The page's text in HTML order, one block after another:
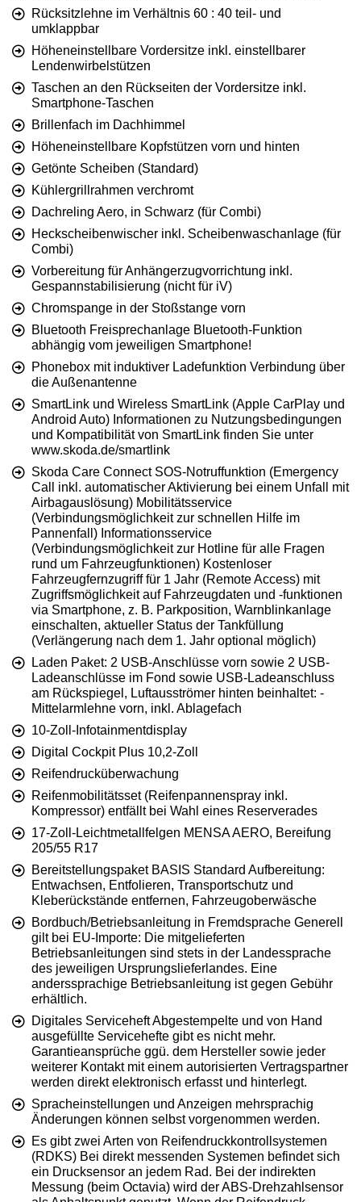
Rücksitzlehne im Verhältnis 60 : 40 teil- und
umklappbar
Höheneinstellbare Vordersitze inkl. einstellbarer
Lendenwirbelstützen
Taschen an den Rückseiten der Vordersitze inkl.
Smartphone-Taschen
Brillenfach im Dachhimmel
Höheneinstellbare Kopfstützen vorn und hinten
Getönte Scheiben (Standard)
Kühlergrillrahmen verchromt
Dachreling Aero, in Schwarz (für Combi)
Heckscheibenwischer inkl. Scheibenwaschanlage (für
Combi)
Vorbereitung für Anhängerzugvorrichtung inkl.
Gespannstabilisierung (nicht für iV)
Chromspange in der Stoßstange vorn
Bluetooth Freisprechanlage Bluetooth-Funktion
abhängig vom jeweiligen Smartphone!
Phonebox mit induktiver Ladefunktion Verbindung über
die Außenantenne
SmartLink und Wireless SmartLink (Apple CarPlay und
Android Auto) Informationen zu Nutzungsbedingungen
und Kompatibilität von SmartLink finden Sie unter
www.skoda.de/smartlink
Skoda Care Connect SOS-Notruffunktion (Emergency
Call inkl. automatischer Aktivierung bei einem Unfall mit
Airbagauslösung) Mobilitätsservice
(Verbindungsmöglichkeit zur schnellen Hilfe im
Pannenfall) Informationsservice
(Verbindungsmöglichkeit zur Hotline für alle Fragen
rund um Fahrzeugfunktionen) Kostenloser
Fahrzeugfernzugriff für 1 Jahr (Remote Access) mit
Zugriffsmöglichkeit auf Fahrzeugdaten und -funktionen
via Smartphone, z. B. Parkposition, Warnblinkanlage
einschalten, aktueller Status der Tankfüllung
(Verlängerung nach dem 1. Jahr optional möglich)
Laden Paket: 2 USB-Anschlüsse vorn sowie 2 USB-
Ladeanschlüsse im Fond sowie USB-Ladeanschluss
am Rückspiegel, Luftausströmer hinten beinhaltet: -
Mittelarmlehne vorn, inkl. Ablagefach
10-Zoll-Infotainmentdisplay
Digital Cockpit Plus 10,2-Zoll
Reifendrucküberwachung
Reifenmobilitätsset (Reifenpannenspray inkl.
Kompressor) entfällt bei Wahl eines Reserverades
17-Zoll-Leichtmetallfelgen MENSA AERO, Bereifung
205/55 R17
Bereitstellungspaket BASIS Standard Aufbereitung:
Entwachsen, Entfolieren, Transportschutz und
Kleberückstände entfernen, Fahrzeugoberwäsche
Bordbuch/Betriebsanleitung in Fremdsprache Generell
gilt bei EU-Importe: Die mitgelieferten
Betriebsanleitungen sind stets in der Landessprache
des jeweiligen Ursprungslieferlandes. Eine
anderssprachige Betriebsanleitung ist gegen Gebühr
erhältlich.
Digitales Serviceheft Abgestempelte und von Hand
ausgefüllte Servicehefte gibt es nicht mehr.
Garantieansprüche ggü. dem Hersteller sowie jeder
weiterer Kontakt mit einem autorisierten Vertragspartner
werden direkt elektronisch erfasst und hinterlegt.
Spracheinstellungen und Anzeigen mehrsprachig
Änderungen können selbst vorgenommen werden.
Es gibt zwei Arten von Reifendruckkontrollsystemen
(RDKS) Bei direkt messenden Systemen befindet sich
ein Drucksensor an jedem Rad. Bei der indirekten
Messung (beim Octavia) wird der ABS-Drehzahlsensor